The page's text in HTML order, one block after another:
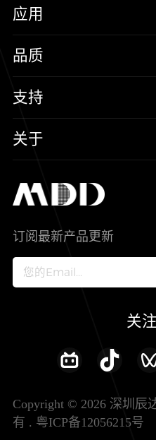
MOSFETs
保护器件
三极管
SiC
IC
应用
消费电子
汽车电子
新能源
智能家居
新兴行业
品质
可靠性实验室
质量与环境
其他信息(PCN)
支持
样品与支持
关于
加入我们
订阅最新产品更新
关
Copyright © 2026 深圳辰
有 . 粤ICP备12056215号